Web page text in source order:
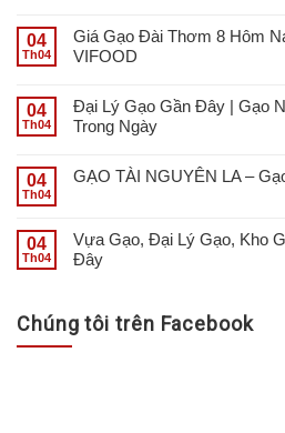
04
Th04
Giá Gạo Đài Thơm 8 Hôm
VIFOOD
04
Th04
Đại Lý Gạo Gần Đây | Gạo
Trong Ngày
04
Th04
GẠO TÀI NGUYÊN LA –
04
Th04
Vựa Gạo, Đại Lý Gạo, Kho
Đây
Chúng tôi trên Facebook